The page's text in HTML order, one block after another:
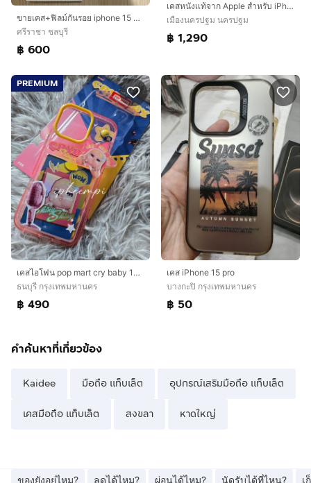
ขายเคส+ฟิลม์กันรอย iphone 15 Pro
ศรีราชา ชลบุรี
฿ 600
เคสหนังเเท้จาก Apple สำหรับ iPhone x xs xr xsmax 11Pro 11PM 13 13pro 13PM 14 14Pro 14PM 15 15Pro 15PM 16Pro 16PM
เมืองนครปฐม นครปฐม
฿ 1,290
PREMIUM
เคสไอโฟน pop mart cry baby 16PM ของแท้จาก shop เกาหลี
ธนบุรี กรุงเทพมหานคร
฿ 490
เคส iPhone 15 pro
บางกะปิ กรุงเทพมหานคร
฿ 50
คำค้นหาที่เกี่ยวข้อง
Kaidee มือถือ แท็บเล็ต อุปกรณ์เสริมมือถือ แท็บเล็ต
เคสมือถือ แท็บเล็ต สงขลา หาดใหญ่
ของยังอยู่ไหม? ลดได้ไหม? ผ่อนได้ไหม? นัดรับได้ที่ไหน? เ